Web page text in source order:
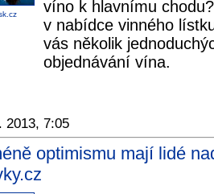
víno k hlavnímu
v nabídce vinného
vás několik
objednávání vína.
2013, 7:05
optimismu mají lidé